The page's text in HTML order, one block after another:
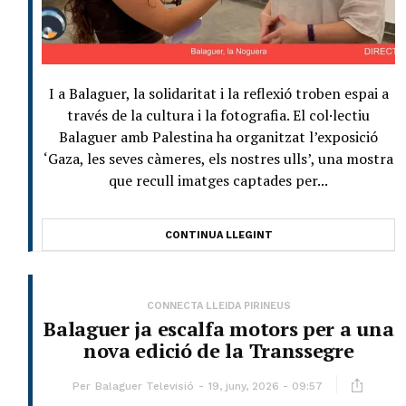
I a Balaguer, la solidaritat i la reflexió troben espai a
través de la cultura i la fotografia. El col·lectiu
Balaguer amb Palestina ha organitzat l’exposició
‘Gaza, les seves càmeres, els nostres ulls’, una mostra
que recull imatges captades per...
CONTINUA LLEGINT
CONNECTA LLEIDA PIRINEUS
Balaguer ja escalfa motors per a una
nova edició de la Transsegre
Per Balaguer Televisió 19, juny, 2026 - 09:57